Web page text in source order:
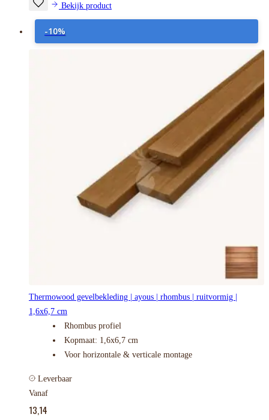
Bekijk product
-10%
Thermowood gevelbekleding | ayous | rhombus | ruitvormig |
1,6x6,7 cm
Rhombus profiel
Kopmaat: 1,6x6,7 cm
Voor horizontale & verticale montage
Leverbaar
Vanaf
13,14